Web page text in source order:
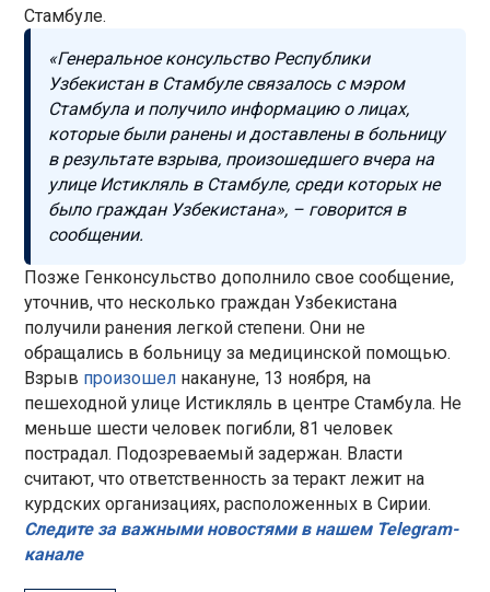
Стамбуле.
«Генеральное консульство Республики
Узбекистан в Стамбуле связалось с мэром
Стамбула и получило информацию о лицах,
которые были ранены и доставлены в больницу
в результате взрыва, произошедшего вчера на
улице Истикляль в Стамбуле, среди которых не
было граждан Узбекистана», – говорится в
сообщении.
Позже Генконсульство дополнило свое сообщение,
уточнив, что несколько граждан Узбекистана
получили ранения легкой степени. Они не
обращались в больницу за медицинской помощью.
Взрыв произошел накануне, 13 ноября, на
пешеходной улице Истикляль в центре Стамбула. Не
меньше шести человек погибли, 81 человек
пострадал. Подозреваемый задержан. Власти
считают, что ответственность за теракт лежит на
курдских организациях, расположенных в Сирии.
Следите за важными новостями в нашем Telegram-
канале